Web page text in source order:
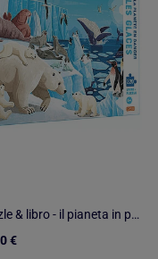
Puzzle & libro - il pianeta in pericolo, i ghiacciai | Sassi Junior
€